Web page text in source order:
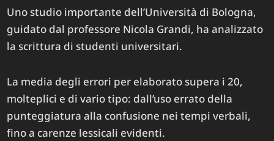
Uno studio importante dell’Università di Bologna,
guidato dal professore Nicola Grandi, ha analizzato
la scrittura di studenti universitari.
La media degli errori per elaborato supera i 20,
molteplici e di vario tipo: dall’uso errato della
punteggiatura alla confusione nei tempi verbali,
fino a carenze lessicali evidenti.